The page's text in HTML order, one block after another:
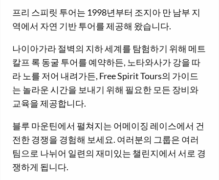
프리 스피릿 투어는 1998년부터 조지아 만 남부 지
역에서 자연 기반 투어를 제공해 왔습니다.
나이아가라 절벽의 지하 세계를 탐험하기 위해 메트
칼프 록 동굴 투어를 예약하든, 노타와사가 강을 따
라 노를 저어 내려가든, Free Spirit Tours의 가이드
는 놀라운 시간을 보내기 위해 필요한 모든 장비와
교육을 제공합니다.
블루 마운틴에서 펼쳐지는 어메이징 레이스에서 건
전한 경쟁을 경험해 보세요. 여러분의 그룹은 여러
팀으로 나뉘어 일련의 재미있는 챌린지에서 서로 경
쟁하게 됩니다.